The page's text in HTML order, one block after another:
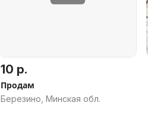
10 р.
Продам
Березино, Минская обл.